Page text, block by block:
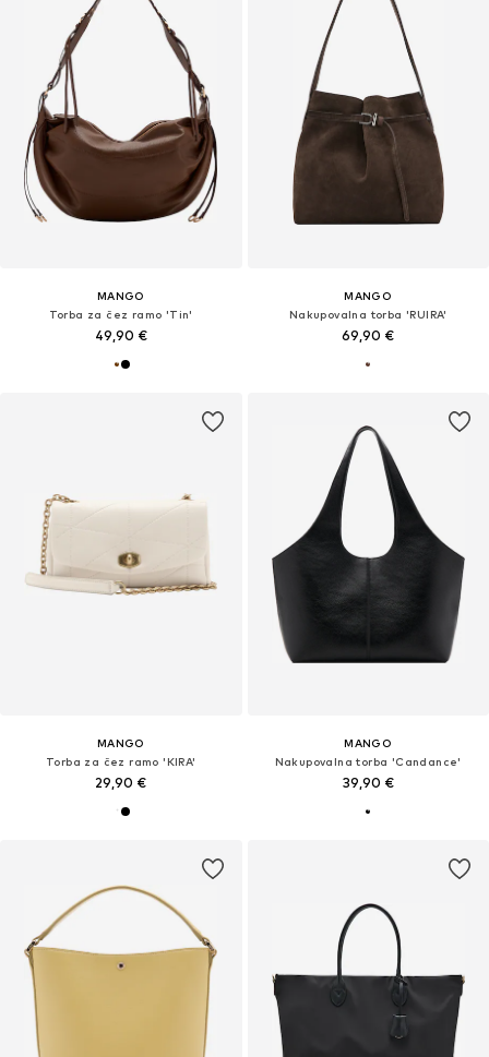
MANGO
Torba za čez ramo 'Tin'
49,90 €
MANGO
Nakupovalna torba 'RUIRA'
69,90 €
MANGO
Torba za čez ramo 'KIRA'
29,90 €
MANGO
Nakupovalna torba 'Candance'
39,90 €